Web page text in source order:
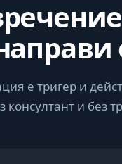
е тригер и
консултант и без